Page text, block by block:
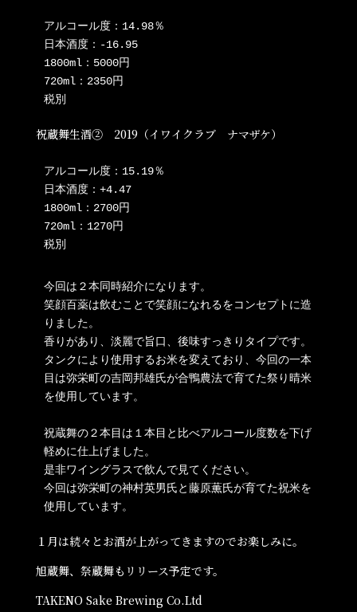
アルコール度：14.98％
日本酒度：-16.95
1800ml：5000円
720ml：2350円
税別
祝蔵舞生酒② 2019（イワイクラブ ナマザケ）
アルコール度：15.19％
日本酒度：+4.47
1800ml：2700円
720ml：1270円
税別
今回は２本同時紹介になります。
笑顔百薬は飲むことで笑顔になれるをコンセプトに造
りました。
香りがあり、淡麗で旨口、後味すっきりタイプです。
タンクにより使用するお米を変えており、今回の一本
目は弥栄町の吉岡邦雄氏が合鴨農法で育てた祭り晴米
を使用しています。
祝蔵舞の２本目は１本目と比べアルコール度数を下げ
軽めに仕上げました。
是非ワイングラスで飲んで見てください。
今回は弥栄町の神村英男氏と藤原薫氏が育てた祝米を
使用しています。
１月は続々とお酒が上がってきますのでお楽しみに。
旭蔵舞、祭蔵舞もリリース予定です。
TAKENO Sake Brewing Co.Ltd